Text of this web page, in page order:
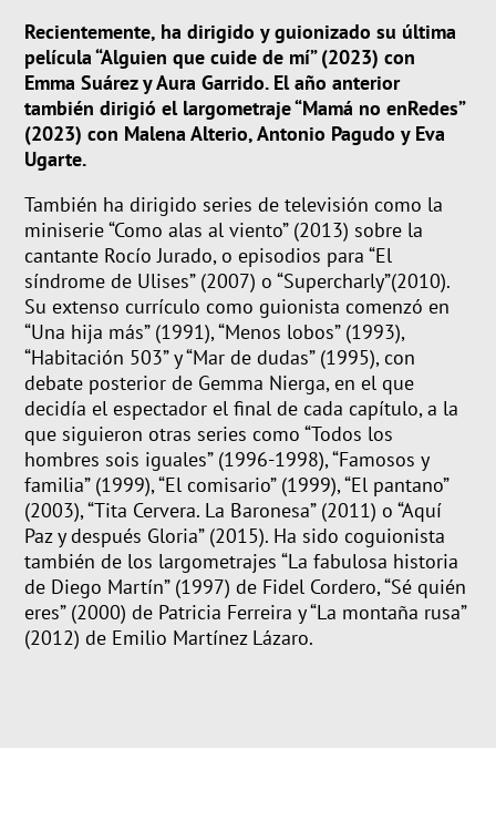
Recientemente, ha dirigido y guionizado su última
película “Alguien que cuide de mí” (2023) con
Emma Suárez y Aura Garrido. El año anterior
también dirigió el largometraje “Mamá noenRedes”
(2023) con MalenaAlterio, Antonio Pagudo y Eva
Ugarte.
También ha dirigido series de televisión como la
miniserie“Como alas al viento” (2013) sobre la
cantante Rocío Jurado,o episodios para“El
síndrome de Ulises”(2007)o “Supercharly”(2010).
Suextenso currículo como guionista comenzó en
“Una hija más”(1991),“Menos lobos” (1993),
“Habitación 503”y“Mar de dudas”(1995),con
debate posterior de Gemma Nierga, en el que
decidía el espectador el final de cada capítulo,a la
que siguieron otras series como“Todos los
hombres sois iguales”(1996-1998),“Famosos y
familia”(1999), “El comisario” (1999),“El pantano”
(2003),“Tita Cervera. La Baronesa”(2011) o“Aquí
Paz y después Gloria”(2015). Ha sido coguionista
también de los largometrajes “La fabulosa historia
de Diego Martín” (1997) de Fidel Cordero,“Sé quién
eres”(2000) de Patricia Ferreira y“La montaña rusa”
(2012) de Emilio Martínez Lázaro.